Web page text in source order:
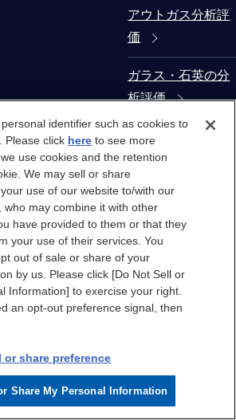
アウトガス分析評
価
ガラス・石英の分
析評価
コンタミネーショ
ン・異物解析
製造装置部材から
の抽出物・溶出物
評価
クリーンルーム
クリーンルームエ
アのケミカル汚染
identifier such as cookies to
Please click here to see more
use cookies and the retention
We may sell or share
use of our website to/with our
who may combine it with other
have provided to them or that they
your use of their services. You
out of sale or share of your
by us. Please click [Do Not Sell or
Information] to exercise your right.
an opt-out preference signal, then
or share preference
Share My Personal Information